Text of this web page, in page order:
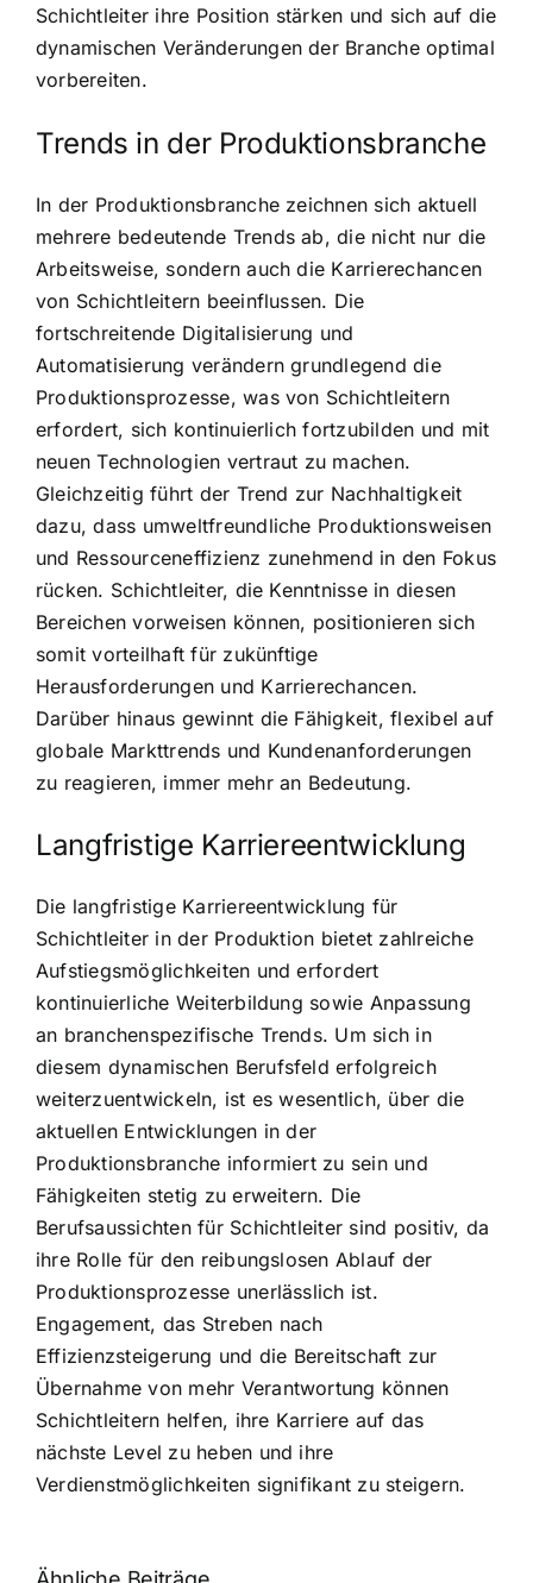
Schichtleiter ihre Position stärken und sich auf die
dynamischen Veränderungen der Branche optimal
vorbereiten.
Trends in der Produktionsbranche
In der Produktionsbranche zeichnen sich aktuell
mehrere bedeutende Trends ab, die nicht nur die
Arbeitsweise, sondern auch die Karrierechancen
von Schichtleitern beeinflussen. Die
fortschreitende Digitalisierung und
Automatisierung verändern grundlegend die
Produktionsprozesse, was von Schichtleitern
erfordert, sich kontinuierlich fortzubilden und mit
neuen Technologien vertraut zu machen.
Gleichzeitig führt der Trend zur Nachhaltigkeit
dazu, dass umweltfreundliche Produktionsweisen
und Ressourceneffizienz zunehmend in den Fokus
rücken. Schichtleiter, die Kenntnisse in diesen
Bereichen vorweisen können, positionieren sich
somit vorteilhaft für zukünftige
Herausforderungen und Karrierechancen.
Darüber hinaus gewinnt die Fähigkeit, flexibel auf
globale Markttrends und Kundenanforderungen
zu reagieren, immer mehr an Bedeutung.
Langfristige Karriereentwicklung
Die langfristige Karriereentwicklung für
Schichtleiter in der Produktion bietet zahlreiche
Aufstiegsmöglichkeiten und erfordert
kontinuierliche Weiterbildung sowie Anpassung
an branchenspezifische Trends. Um sich in
diesem dynamischen Berufsfeld erfolgreich
weiterzuentwickeln, ist es wesentlich, über die
aktuellen Entwicklungen in der
Produktionsbranche informiert zu sein und
Fähigkeiten stetig zu erweitern. Die
Berufsaussichten für Schichtleiter sind positiv, da
ihre Rolle für den reibungslosen Ablauf der
Produktionsprozesse unerlässlich ist.
Engagement, das Streben nach
Effizienzsteigerung und die Bereitschaft zur
Übernahme von mehr Verantwortung können
Schichtleitern helfen, ihre Karriere auf das
nächste Level zu heben und ihre
Verdienstmöglichkeiten signifikant zu steigern.